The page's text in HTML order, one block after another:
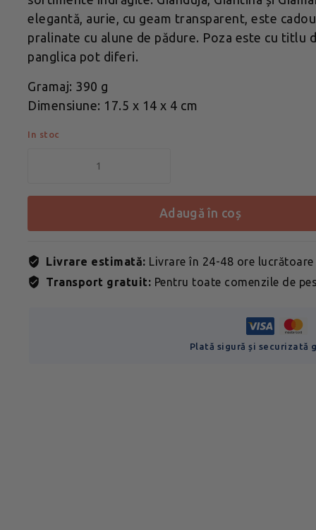
elegantă, aurie, cu geam transparent, este
pralinate cu alune de pădure. Poza este cu titlu
panglica pot diferi.
Gramaj: 390 g
Dimensiune: 17.5 x 14 x 4 cm
In stoc
adaugă în coș
Livrare estimată: Livrare în 24-48 ore lucrătoare
Transport gratuit: Pentru toate comenzile de
Plată sigură și securizată